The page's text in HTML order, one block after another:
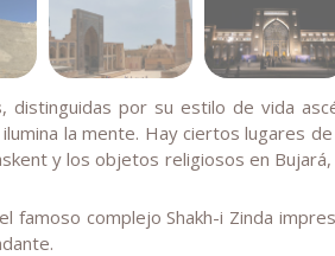
, distinguidas por su estilo de vida
la mente. Hay ciertos lugares
y los objetos religiosos en
el famoso complejo Shakh-i Zinda